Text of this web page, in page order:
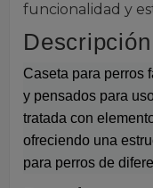
funcionalidad y
Caseta para perros
y pensados para
tratada con
ofreciendo una
para perros de